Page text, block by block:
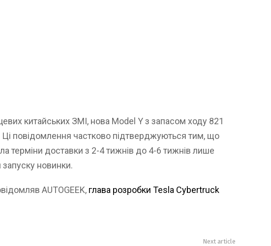
китайських ЗМІ, нова Model Y з запасом ходу 821
Ці повідомлення частково підтверджуються тим, що
терміни доставки з 2-4 тижнів до 4-6 тижнів лише
запуску новинки.
AUTOGEEK, глава розробки Tesla Cybertruck
Next article